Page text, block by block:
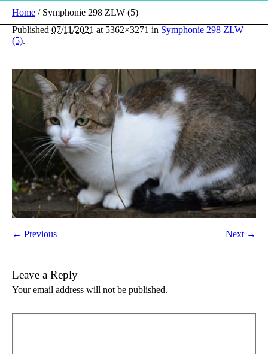
Home / Symphonie 298 ZLW (5)
Published 07/11/2021 at 5362×3271 in Symphonie 298 ZLW
(5).
← Previous Next →
Leave a Reply
Your email address will not be published.